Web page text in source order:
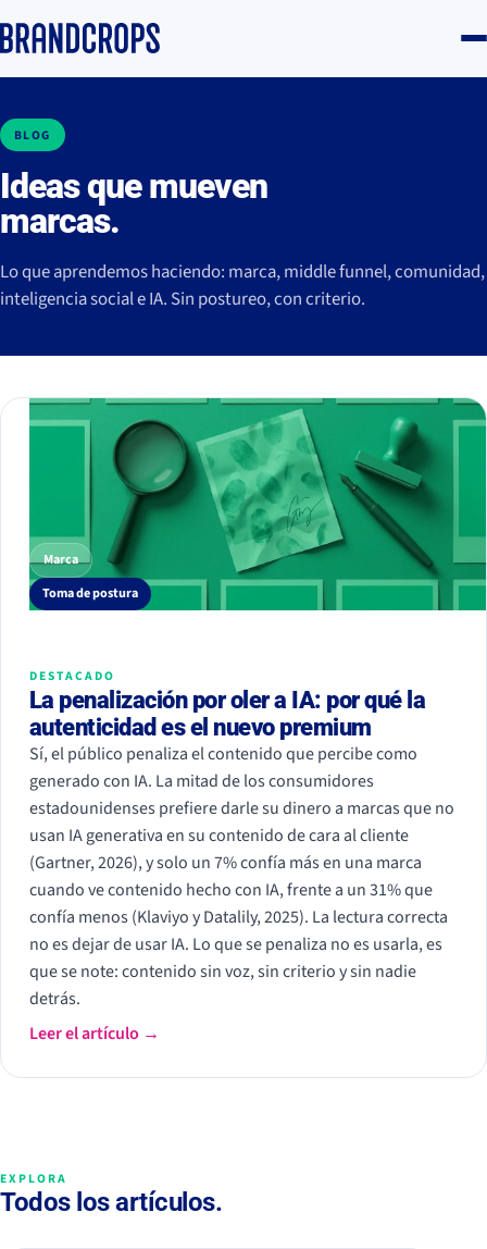
BLOG
Ideas que mueven
marcas.
Lo que aprendemos haciendo: marca, middle funnel, comunidad,
inteligencia social e IA. Sin postureo, con criterio.
Marca
Toma de postura
DESTACADO
La penalización por oler a IA: por qué la
autenticidad es el nuevo premium
Sí, el público penaliza el contenido que percibe como
generado con IA. La mitad de los consumidores
estadounidenses prefiere darle su dinero a marcas que no
usan IA generativa en su contenido de cara al cliente
(Gartner, 2026), y solo un 7% confía más en una marca
cuando ve contenido hecho con IA, frente a un 31% que
confía menos (Klaviyo y Datalily, 2025). La lectura correcta
no es dejar de usar IA. Lo que se penaliza no es usarla, es
que se note: contenido sin voz, sin criterio y sin nadie
detrás.
Leer el artículo →
EXPLORA
Todos los artículos.